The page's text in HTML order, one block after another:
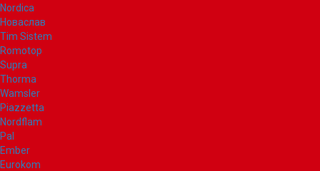
Nordica
Новаслав
Tim Sistem
Romotop
Supra
Thorma
Wamsler
Piazzetta
Nordflam
Pal
Ember
Eurokom